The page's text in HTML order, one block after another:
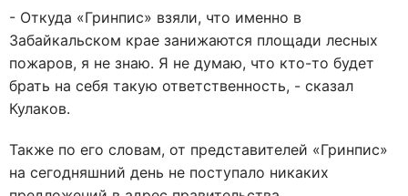
- Откуда «Гринпис» взяли, что именно в
Забайкальском крае занижаются площади лесных
пожаров, я не знаю. Я не думаю, что кто-то будет
брать на себя такую ответственность, - сказал
Кулаков.
Также по его словам, от представителей «Гринпис»
на сегодняшний день не поступало никаких